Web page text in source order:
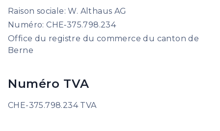
Raison sociale: W. Althaus AG
Numéro: CHE‑375.798.234
Office du registre du commerce du canton de
Berne
Numéro TVA
CHE-375.798.234 TVA